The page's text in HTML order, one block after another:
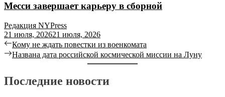
Месси завершает карьеру в сборной
Редакция NYPress
21 июля, 202621 июля, 2026
Навигация
по
Previous
post:
Кому не ждать повестки из военкомата
Next
Названа дата российской космической миссии на Луну
Последние новости